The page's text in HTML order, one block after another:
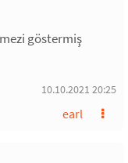
göstermiş
10.10.2021 20:25
earl